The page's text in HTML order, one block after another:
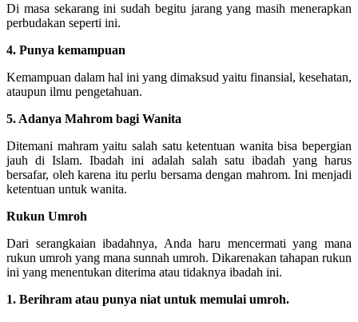
Di masa sekarang ini sudah begitu jarang yang masih menerapkan
perbudakan seperti ini.
4. Punya kemampuan
Kemampuan dalam hal ini yang dimaksud yaitu finansial, kesehatan,
ataupun ilmu pengetahuan.
5. Adanya Mahrom bagi Wanita
Ditemani mahram yaitu salah satu ketentuan wanita bisa bepergian
jauh di Islam. Ibadah ini adalah salah satu ibadah yang harus
bersafar, oleh karena itu perlu bersama dengan mahrom. Ini menjadi
ketentuan untuk wanita.
Rukun Umroh
Dari serangkaian ibadahnya, Anda haru mencermati yang mana
rukun umroh yang mana sunnah umroh. Dikarenakan tahapan rukun
ini yang menentukan diterima atau tidaknya ibadah ini.
1. Berihram atau punya niat untuk memulai umroh.